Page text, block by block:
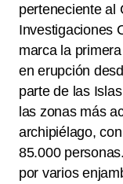
perteneciente al
Investigaciones
marca la
en erupción
parte de las
las zonas más
archipiélago,
85.000
por varios